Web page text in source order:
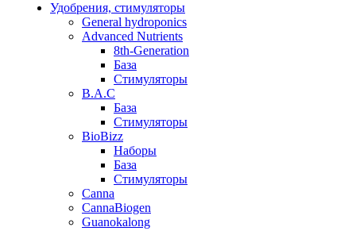
Удобрения, стимуляторы
General hydroponics
Advanced Nutrients
8th-Generation
База
Стимуляторы
B.A.C
База
Стимуляторы
BioBizz
Наборы
База
Стимуляторы
Canna
CannaBiogen
Guanokalong